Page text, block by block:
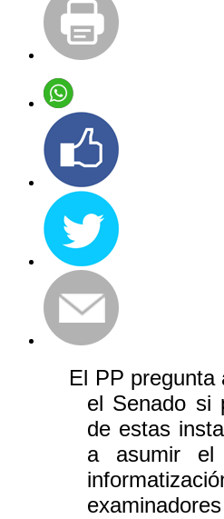
El PP pregunta
el Senado si
de estas
a asumir
examinadores